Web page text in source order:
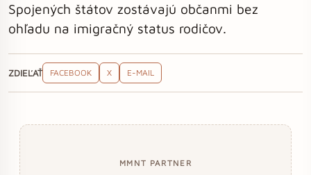
Spojených štátov zostávajú občanmi bez
ohľadu na imigračný status rodičov.
ZDIEĽAŤ FACEBOOK X E-MAIL
MMNT PARTNER